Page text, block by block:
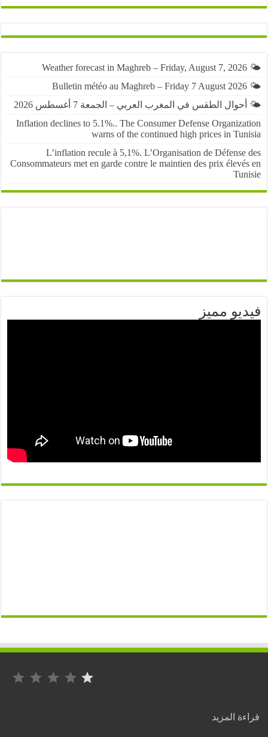
الطقس في المغرب العربي – الجمعة 7 أغسطس 2026
Inflation declines to 5.1%.. The Consumer Defense
warns of the continued high prices in
L’inflation recule à 5,1%. L’Organisation de
Consommateurs met en garde contre le maintien des prix
مميز
المزيد :